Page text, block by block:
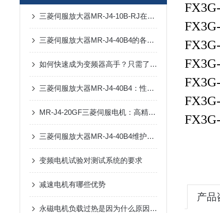
三菱伺服放大器MR-J4-10B-RJ在机械加工中的具体应用和优势
三菱伺服放大器MR-J4-40B4的各项性能特点
如何快速成为变频器高手？只需了解这15个变频器问题
三菱伺服放大器MR-J4-40B4：性能优势解析
MR-J4-20GF三菱伺服电机：高精度动力传输的优选
三菱伺服放大器MR-J4-40B4维护手册：定期检查、清洁与寿命延长技巧
变频电机试验对测试系统的要求
减速电机有哪些优势
永磁电机负载过热是因为什么原因导致的
产品